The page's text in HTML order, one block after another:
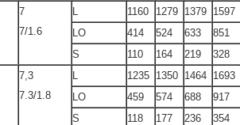
7
7/1.6
L 1160 1279 1379 1597
LO
414 524 633 851
S
110 164 219 328
7,3
7.3/1.8
L 1235 1350 1464 1693
LO
459 574 688 917
S
118 177 236 354